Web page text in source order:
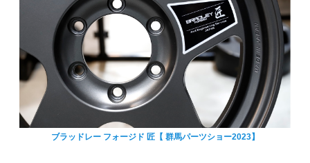
ブラッドレー フォージド 匠【 群馬パーツショー2023】